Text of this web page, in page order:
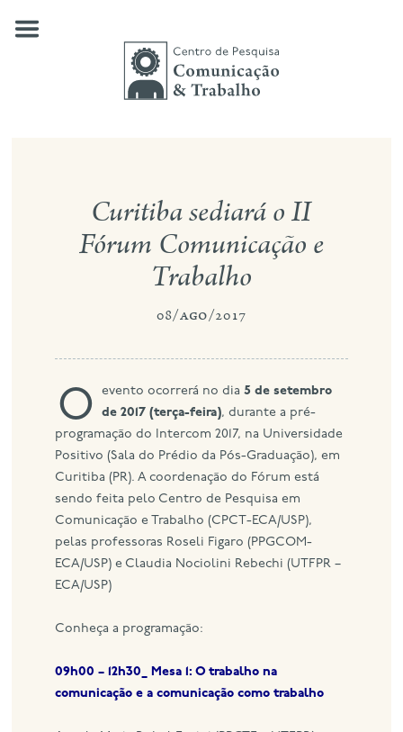
nossas pesquisas
publicações
notícias
eventos
contato
busca
eng
Curitiba sediará o II
Fórum Comunicação e
Trabalho
08/ago/2017
O evento ocorrerá no dia5 de setembro
de 2017 (terça-feira), durante a pré-
programação do Intercom 2017, na Universidade
Positivo (Sala do Prédio da Pós-Graduação), em
Curitiba (PR). A coordenação do Fórum está
sendo feita pelo Centro de Pesquisa em
Comunicação e Trabalho (CPCT-ECA/USP),
pelas professoras Roseli Figaro (PPGCOM-
ECA/USP) e Claudia Nociolini Rebechi (UTFPR –
ECA/USP)
Conheça a programação:
09h00 – 12h30_ Mesa 1:O trabalho na
comunicação e a comunicação como trabalho